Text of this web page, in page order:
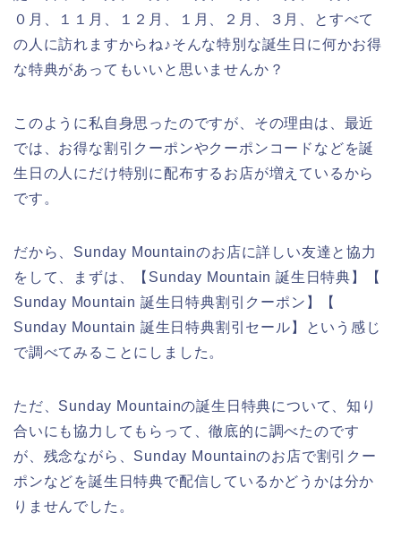
０月、１１月、１２月、１月、２月、３月、とすべて
の人に訪れますからね♪そんな特別な誕生日に何かお得
な特典があってもいいと思いませんか？
このように私自身思ったのですが、その理由は、最近
では、お得な割引クーポンやクーポンコードなどを誕
生日の人にだけ特別に配布するお店が増えているから
です。
だから、Sunday Mountainのお店に詳しい友達と協力
をして、まずは、【Sunday Mountain 誕生日特典】【
Sunday Mountain 誕生日特典割引クーポン】【
Sunday Mountain 誕生日特典割引セール】という感じ
で調べてみることにしました。
ただ、Sunday Mountainの誕生日特典について、知り
合いにも協力してもらって、徹底的に調べたのです
が、残念ながら、Sunday Mountainのお店で割引クー
ポンなどを誕生日特典で配信しているかどうかは分か
りませんでした。